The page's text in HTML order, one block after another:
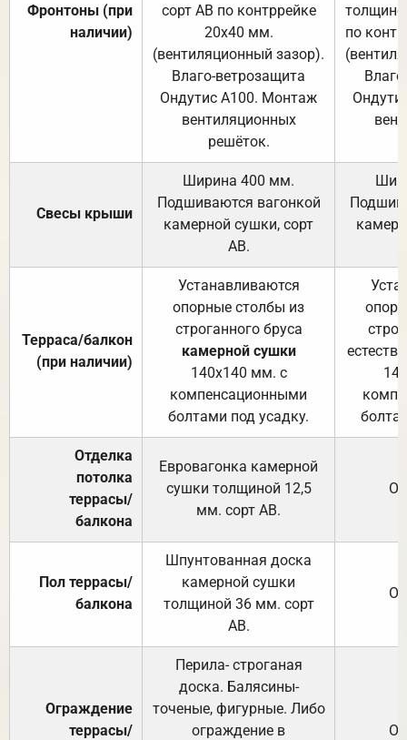
Фронтоны (при
наличии)
сорт АВ по контррейке
20х40 мм.
(вентиляционный зазор).
Влаго-ветрозащита
Ондутис А100. Монтаж
вентиляционных
решёток.
по
Свесы крыши
Ширина 400 мм.
Подшиваются вагонкой
камерной сушки, сорт
АВ.
Терраса/балкон
(при наличии)
Устанавливаются
опорные столбы из
строганного бруса
камерной сушки
140х140 мм. с
компенсационными
болтами под усадку.
Отделка
потолка
террасы/
балкона
Евровагонка камерной
сушки толщиной 12,5
мм. сорт АВ.
Пол террасы/
балкона
Шпунтованная доска
камерной сушки
толщиной 36 мм. сорт
АВ.
Ограждение
террасы/
Перила- строганая
доска. Балясины-
точеные, фигурные. Либо
ограждение в